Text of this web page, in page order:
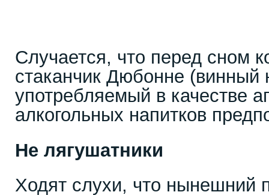
Случается, что перед сном
стаканчик Дюбонне (винный
употребляемый в качестве
алкогольных напитков
Не лягушатники
Ходят слухи, что нынешний